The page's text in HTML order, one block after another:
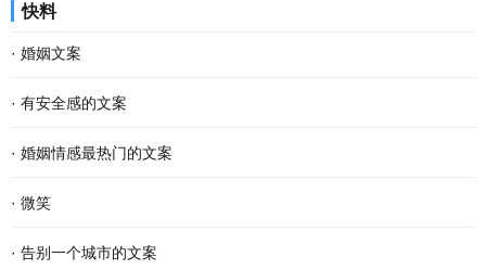
快料
· 婚姻文案
· 有安全感的文案
· 婚姻情感最热门的文案
· 微笑
· 告别一个城市的文案